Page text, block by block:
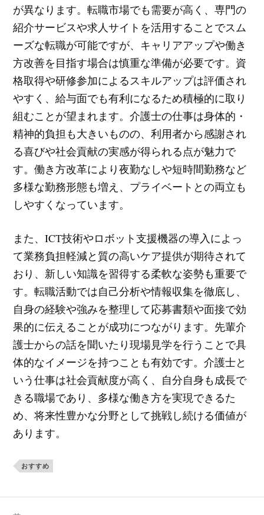
が異なります。転職市場でも需要が高く、専門の
紹介サービスや求人サイトを活用することでスム
ーズな転職が可能ですが、キャリアアップや働き
方改善を目指す場合は慎重な準備が必要です。資
格取得や研修参加によるスキルアップは評価され
やすく、給与面でも有利になるため積極的に取り
組むことが望まれます。介護士の仕事は身体的・
精神的負担も大きいものの、利用者から感謝され
る喜びや社会貢献の実感が得られる点が魅力で
す。働き方改革により夜勤なしや短時間勤務など
多様な勤務形態も増え、プライベートとの両立も
しやすくなっています。
また、ICT技術やロボット支援機器の導入によっ
て業務負担軽減と質の高いケア提供が期待されて
おり、新しい知識を習得する柔軟な姿勢も重要で
す。転職活動では自己分析や情報収集を徹底し、
自身の経験や強みを整理して応募書類や面接で効
果的に伝えることが成功につながります。先輩介
護士からの話を聞いたり現場見学を行うことで具
体的なイメージを持つことも有効です。介護士と
いう仕事は社会貢献度が高く、自分自身も成長で
きる職場であり、多様な働き方を実現できるた
め、将来性豊かな分野として挑戦し続ける価値が
あります。
おすすめ